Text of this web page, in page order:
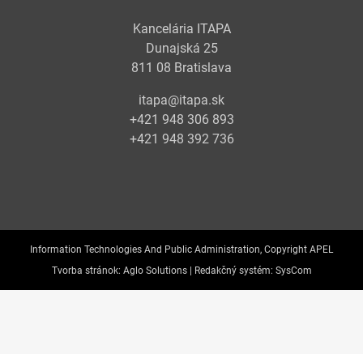
Kancelária ITAPA
Dunajská 25
811 08 Bratislava
itapa@itapa.sk
+421 948 306 893
+421 948 392 736
Information Technologies And Public Administration, Copyright APEL
Tvorba stránok: Aglo Solutions | Redakčný systém: SysCom